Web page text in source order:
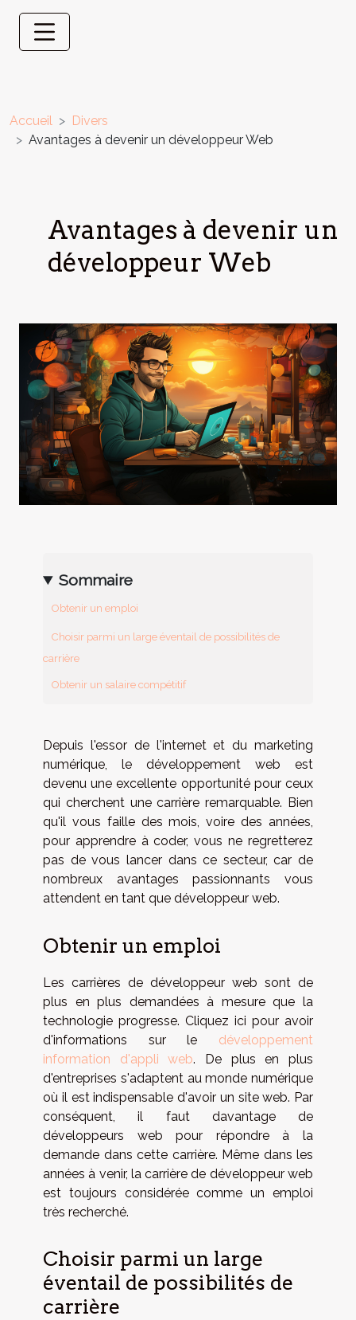
Accueil
Divers
Avantages à devenir un développeur Web
Avantages à devenir un
développeur Web
Sommaire
Obtenir un emploi
Choisir parmi un large éventail de possibilités de
carrière
Obtenir un salaire compétitif
Depuis l'essor de l'internet et du marketing
numérique, le développement web est
devenu une excellente opportunité pour ceux
qui cherchent une carrière remarquable. Bien
qu'il vous faille des mois, voire des années,
pour apprendre à coder, vous ne regretterez
pas de vous lancer dans ce secteur, car de
nombreux avantages passionnants vous
attendent en tant que développeur web.
Obtenir un emploi
Les carrières de développeur web sont de
plus en plus demandées à mesure que la
technologie progresse. Cliquez ici pour avoir
d'informations sur le développement
information d'appli web. De plus en plus
d'entreprises s'adaptent au monde numérique
où il est indispensable d'avoir un site web. Par
conséquent, il faut davantage de
développeurs web pour répondre à la
demande dans cette carrière. Même dans les
années à venir, la carrière de développeur web
est toujours considérée comme un emploi
très recherché.
Choisir parmi un large
éventail de possibilités de
carrière